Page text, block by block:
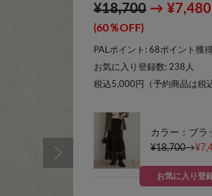
¥18,700 → ¥7,480
(60％OFF)
PALポイント: 68ポイント獲得
お気に入り登録数: 238 人
税込5,000円（予約商品は税
カラー：ブラ
¥18,700→
お気に入り登